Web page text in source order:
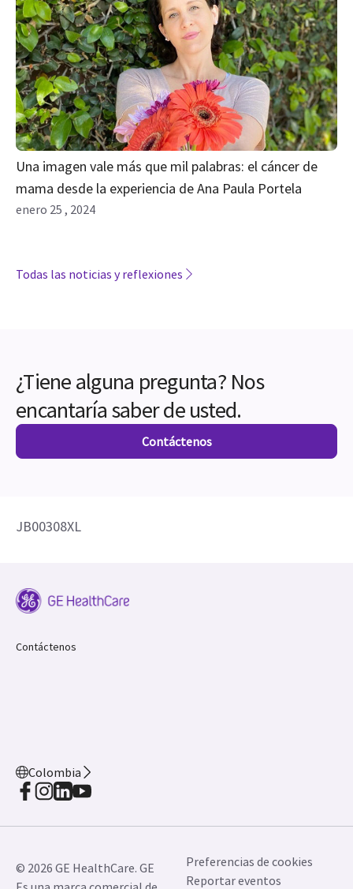
Una imagen vale más que mil palabras: el cáncer de
mama desde la experiencia de Ana Paula Portela
enero 25 , 2024
Todas las noticias y reflexiones
¿Tiene alguna pregunta? Nos
encantaría saber de usted.
Contáctenos
JB00308XL
Contáctenos
Colombia
© 2026 GE HealthCare. GE
Preferencias de cookies
Reportar eventos